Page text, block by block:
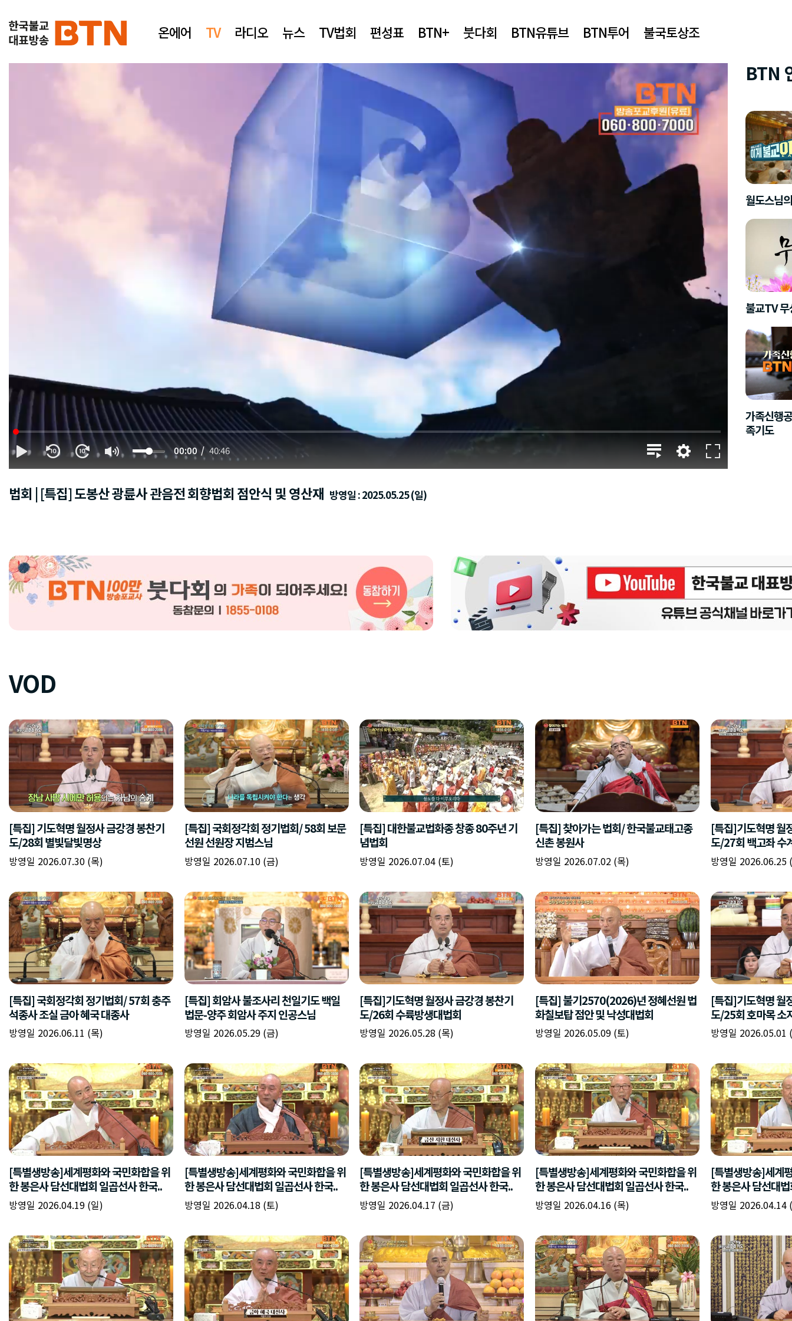
온에어 TV 라디오 뉴스 TV법회 편성표 BTN+ 붓다회 BTN유튜브 BTN투어 불국토상조
00:00 40:46
정
책
갈
피
입
력
이름
시간
확인
닫기
구
간
반
복
입
력
이름
시작시간
종료시간
확인
닫기
플
레
이
리
스
트
추
가
이름
주소
이미지
확인
BTN
월도스님
불교TV
가족신행
족기도
법회 | [특집] 도봉산 광륜사 관음전 회향법회 점안식 및 영산재 방영일 : 2025.05.25 (일)